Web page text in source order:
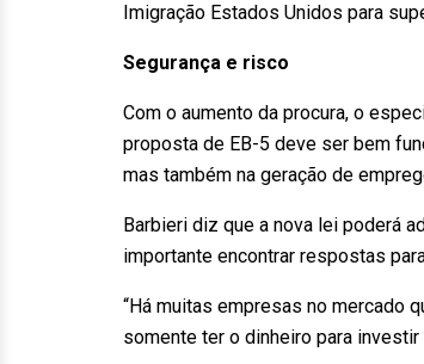
Imigração Estados Unidos para
Segurança e risco
Com o aumento da procura, o
proposta de EB-5 deve ser bem
mas também na geração de
Barbieri diz que a nova lei poderá
importante encontrar respostas
“Há muitas empresas no mercado
somente ter o dinheiro para investir